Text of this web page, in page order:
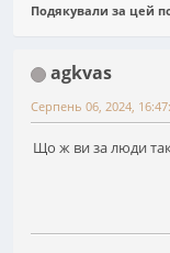
Подякували за цей
agkvas
Серпень 06, 2024,
Що ж ви за люди